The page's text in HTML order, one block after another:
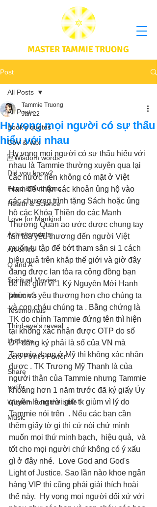
MASTER TAMMIE TRUONG
Post
All Posts
Book's quotes
CoV & Vax
Wisdom words
Did you know?
Food & Nutritions
Health & Science
Love for Mankind
Achievements
Art of life
Q and A
Spiritual Movies
Tammie's
Testimonials
Third-eye's reveal
Updates
Zero Point's Power
Share
notify
Wisdom from the bible
Music
All Posts
Hy vọng mọi người có sự thấu
hiểu với nhau
Tammie Truong
Jan 22
Hy vọng mọi người có sự thấu hiểu với
nhau là Tammie thường xuyên qua lại
các nước nên không có mặt ở Việt
Nam để nhận các khoản ủng hộ vào
các chương trình tặng Sách hoặc ủng
hộ các Khóa Thiền do các Mạnh
Thường Quân ao ước được chung tay
lan tỏa yêu thương đến người Việt
muốn tu tập để bớt tham sân si 1 cách
hiệu quả trên khắp thế giới và giờ đây
đang được lan tỏa ra cộng đồng bạn
bè thế giới vì 1 Kỷ Nguyên Mới Hạnh
phúc và yêu thương hơn cho chúng ta
và con cháu chúng ta . Bằng chứng là
TK do chính Tammie đứng tên thì hiện
tại không xác nhận được OTP do số
DT đăng ký phải là số của VN mà
Tammie đang ở Mỹ thì không xác nhận
được . TK Trương Mỹ Thanh là của
người thân của Tammie nhưng Tammie
khoảng hơn 1 năm trước đã ký giấy Ủy
quyền là người giữ tk giùm vì lý do
Tammie nói trên  . Nếu các bạn cần
thêm giấy tờ gì thì cứ nói chứ mình
muốn mọi thứ minh bạch,  hiệu quả,  và
tốt cho mọi người chứ không có ý xấu
gì ở đây nhé.  Love God and God's
Light of Justice. Sao lần nào khoe ngân
hàng VIP thì cũng phải giải thích hoài
thế này.  Hy vọng mọi người đối xử với